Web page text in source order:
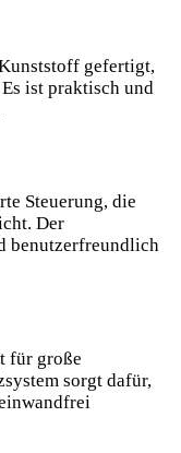
gefertigt,
ist praktisch und
Steuerung, die
Der
benutzerfreundlich
für große
sorgt dafür,